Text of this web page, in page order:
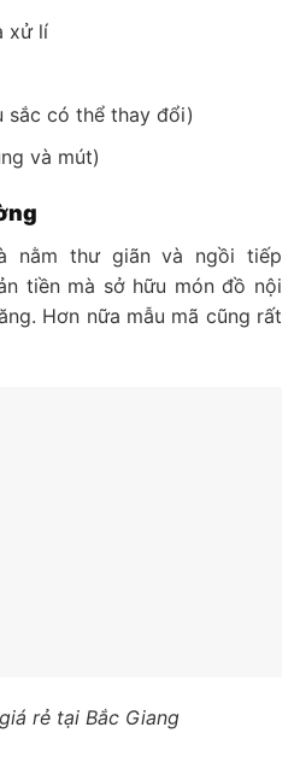
xử lí
sắc có thể thay đổi)
và mút)
nằm thư giãn và ngồi tiếp
tiền mà sở hữu món đồ nội
Hơn nữa mẫu mã cũng rất
rẻ tại Bắc Giang